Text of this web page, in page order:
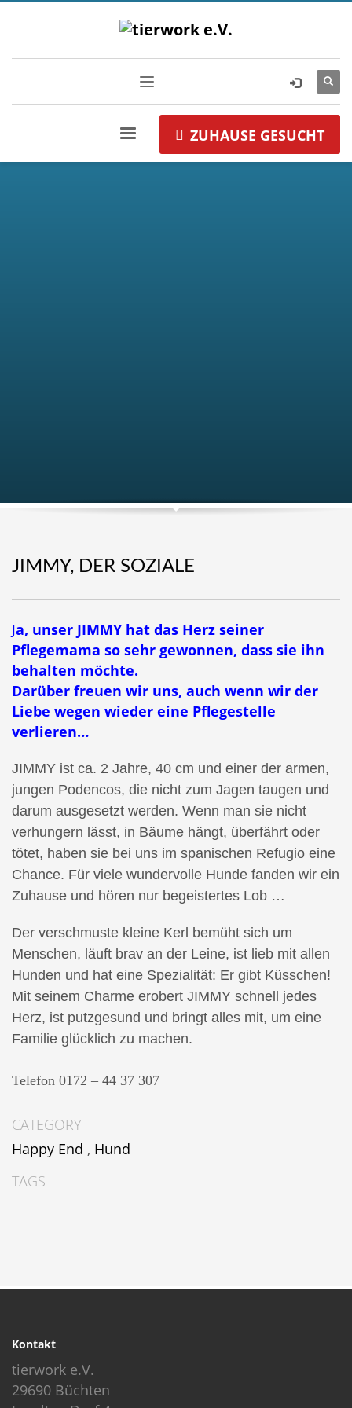
ZUHAUSE GESUCHT
JIMMY, DER SOZIALE
Ja, unser JIMMY hat das Herz seiner
Pflegemama so sehr gewonnen, dass sie ihn
behalten möchte.
Darüber freuen wir uns, auch wenn wir der
Liebe wegen wieder eine Pflegestelle
verlieren…
JIMMY ist ca. 2 Jahre, 40 cm und einer der armen,
jungen Podencos, die nicht zum Jagen taugen und
darum ausgesetzt werden. Wenn man sie nicht
verhungern lässt, in Bäume hängt, überfährt oder
tötet, haben sie bei uns im spanischen Refugio eine
Chance. Für viele wundervolle Hunde fanden wir ein
Zuhause und hören nur begeistertes Lob …
Der verschmuste kleine Kerl bemüht sich um
Menschen, läuft brav an der Leine, ist lieb mit allen
Hunden und hat eine Spezialität: Er gibt Küsschen!
Mit seinem Charme erobert JIMMY schnell jedes
Herz, ist putzgesund und bringt alles mit, um eine
Familie glücklich zu machen.
Telefon 0172 – 44 37 307
CATEGORY
Happy End , Hund
TAGS
Kontakt
tierwork e.V.
29690 Büchten